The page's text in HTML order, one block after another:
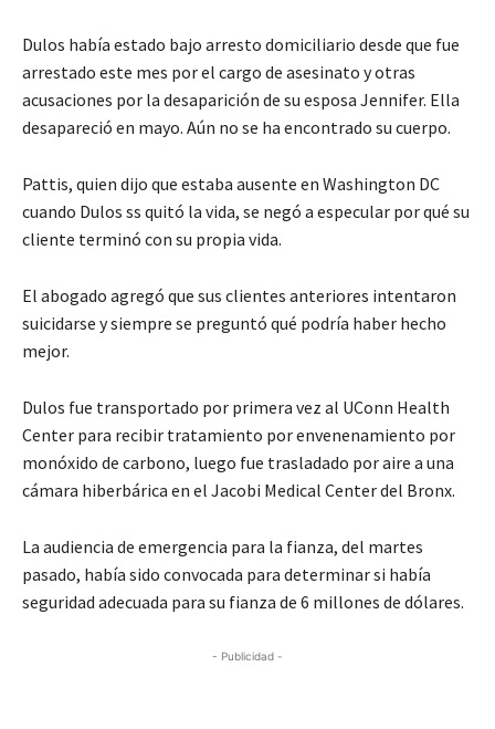
Dulos había estado bajo arresto domiciliario desde que fue
arrestado este mes por el cargo de asesinato y otras
acusaciones por la desaparición de su esposa Jennifer. Ella
desapareció en mayo. Aún no se ha encontrado su cuerpo.
Pattis, quien dijo que estaba ausente en Washington DC
cuando Dulos ss quitó la vida, se negó a especular por qué su
cliente terminó con su propia vida.
El abogado agregó que sus clientes anteriores intentaron
suicidarse y siempre se preguntó qué podría haber hecho
mejor.
Dulos fue transportado por primera vez al UConn Health
Center para recibir tratamiento por envenenamiento por
monóxido de carbono, luego fue trasladado por aire a una
cámara hiberbárica en el Jacobi Medical Center del Bronx.
La audiencia de emergencia para la fianza, del martes
pasado, había sido convocada para determinar si había
seguridad adecuada para su fianza de 6 millones de dólares.
- Publicidad -